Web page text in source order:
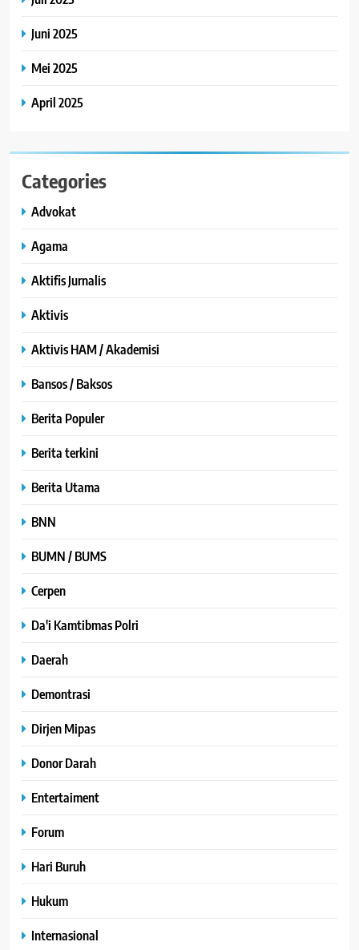
Juni 2025
Mei 2025
April 2025
Categories
Advokat
Agama
Aktifis Jurnalis
Aktivis
Aktivis HAM / Akademisi
Bansos / Baksos
Berita Populer
Berita terkini
Berita Utama
BNN
BUMN / BUMS
Cerpen
Da'i Kamtibmas Polri
Daerah
Demontrasi
Dirjen Mipas
Donor Darah
Entertaiment
Forum
Hari Buruh
Hukum
Internasional